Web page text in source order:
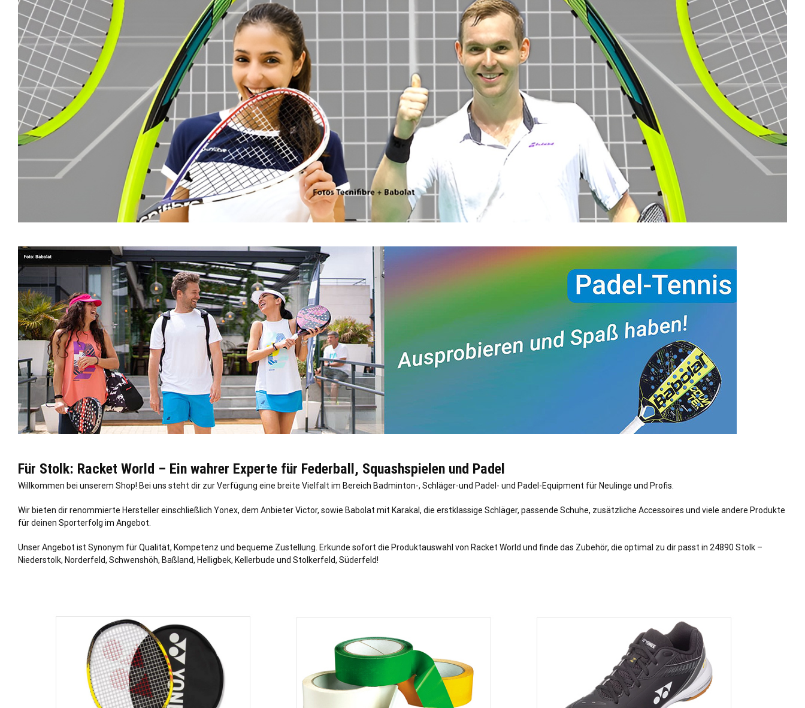
Für Stolk: Racket World – Ein wahrer Experte für Federball, Squashspielen und Padel
Willkommen bei unserem Shop! Bei uns steht dir zur Verfügung eine breite Vielfalt im Bereich Badminton-, Schläger-und Padel- und Padel-Equipment für Neulinge und Profis.
Wir bieten dir renommierte Hersteller einschließlich Yonex, dem Anbieter Victor, sowie Babolat mit Karakal, die erstklassige Schläger, passende Schuhe, zusätzliche Accessoires und viele andere Produkte
für deinen Sporterfolg im Angebot.
Unser Angebot ist Synonym für Qualität, Kompetenz und bequeme Zustellung. Erkunde sofort die Produktauswahl von Racket World und finde das Zubehör, die optimal zu dir passt in 24890 Stolk –
Niederstolk, Norderfeld, Schwenshöh, Baßland, Helligbek, Kellerbude und Stolkerfeld, Süderfeld!